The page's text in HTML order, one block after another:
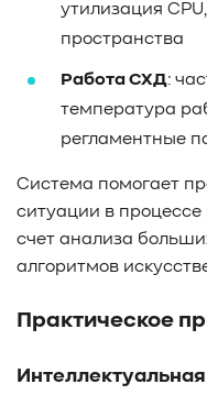
утилизация
пространства
Работа СХД:
температура
регламентные
Система помогает
ситуации в процессе
счет анализа
алгоритмов
Практическое